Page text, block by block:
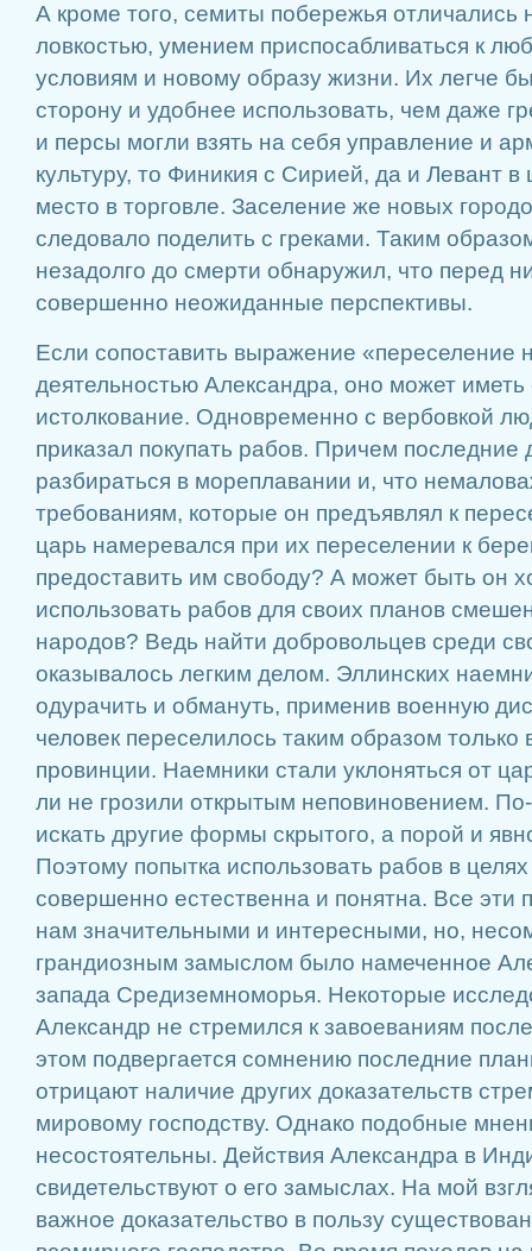
А кроме того, семиты побережья отличались
ловкостью, умением приспосабливаться к
условиям и новому образу жизни. Их легче
сторону и удобнее использовать, чем даже
и персы могли взять на себя управление и
культуру, то Финикия с Сирией, да и Левант
место в торговле. Заселение же новых
следовало поделить с греками. Таким
незадолго до смерти обнаружил, что перед
совершенно неожиданные перспективы.
Если сопоставить выражение «переселение
деятельностью Александра, оно может
истолкование. Одновременно с вербовкой
приказал покупать рабов. Причем
разбираться в мореплавании и, что
требованиям, которые он предъявлял к
царь намеревался при их переселении к
предоставить им свободу? А может быть он
использовать рабов для своих планов
народов? Ведь найти добровольцев среди
оказывалось легким делом. Эллинских
одурачить и обмануть, применив военную
человек переселилось таким образом только
провинции. Наемники стали уклоняться от
ли не грозили открытым неповиновением.
искать другие формы скрытого, а порой и
Поэтому попытка использовать рабов в
совершенно естественна и понятна. Все эти
нам значительными и интересными, но,
грандиозным замыслом было намеченное
запада Средиземноморья. Некоторые
Александр не стремился к завоеваниям
этом подвергается сомнению последние
отрицают наличие других доказательств
мировому господству. Однако подобные
несостоятельны. Действия Александра в
свидетельствуют о его замыслах. На мой
важное доказательство в пользу